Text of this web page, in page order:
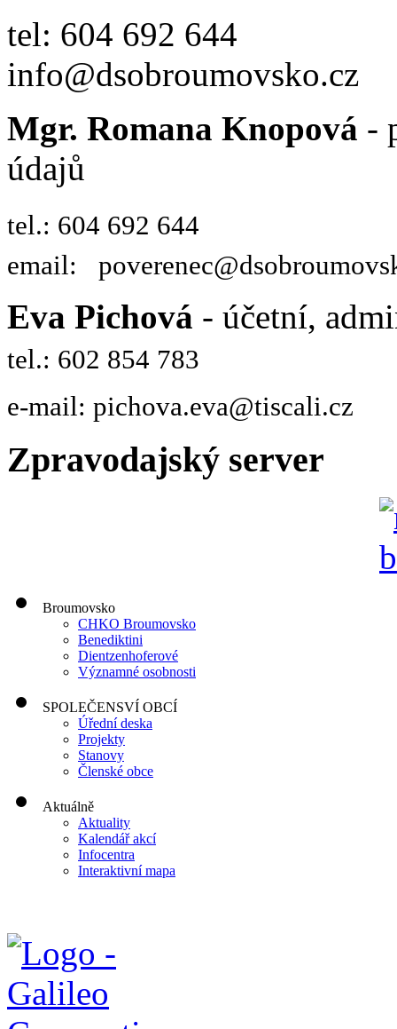
tel: 604 692
info@dsobroumovsko.cz
Mgr. Romana Knopová -
údajů
tel.: 604 692 644
email:
Eva Pichová - účetní,
tel.: 602 854 783
e-mail: pichova.eva@tiscali.cz
Zpravodajský server
Broumovsko
CHKO Broumovsko
Benediktini
Dientzenhoferové
Významné osobnosti
SPOLEČENSVÍ OBCÍ
Úřední deska
Projekty
Stanovy
Členské obce
Aktuálně
Aktuality
Kalendář akcí
Infocentra
Interaktivní mapa